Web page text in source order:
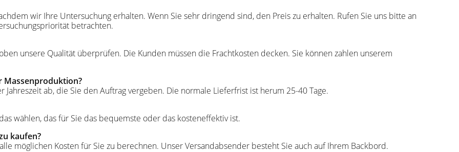
wir Ihre Untersuchung erhalten. Wenn Sie sehr dringend sind, den Preis zu erhalten. Rufen Sie uns bitte an
betrachten.
unsere Qualität überprüfen. Die Kunden müssen die Frachtkosten decken. Sie können zahlen unserem
Massenproduktion?
ab, die Sie den Auftrag vergeben. Die normale Lieferfrist ist herum 25-40 Tage.
wählen, das für Sie das bequemste oder das kosteneffektiv ist.
kaufen?
möglichen Kosten für Sie zu berechnen. Unser Versandabsender besteht Sie auch auf Ihrem Backbord.